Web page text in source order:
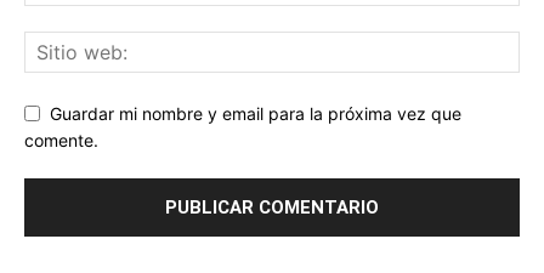
Guardar mi nombre y email para la próxima vez que
comente.